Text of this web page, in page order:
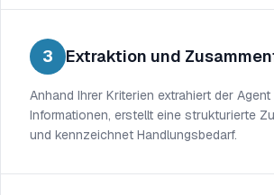
3 Extraktion und
Anhand Ihrer Kriterien extrahiert der
Informationen, erstellt eine strukturierte
und kennzeichnet Handlungsbedarf.